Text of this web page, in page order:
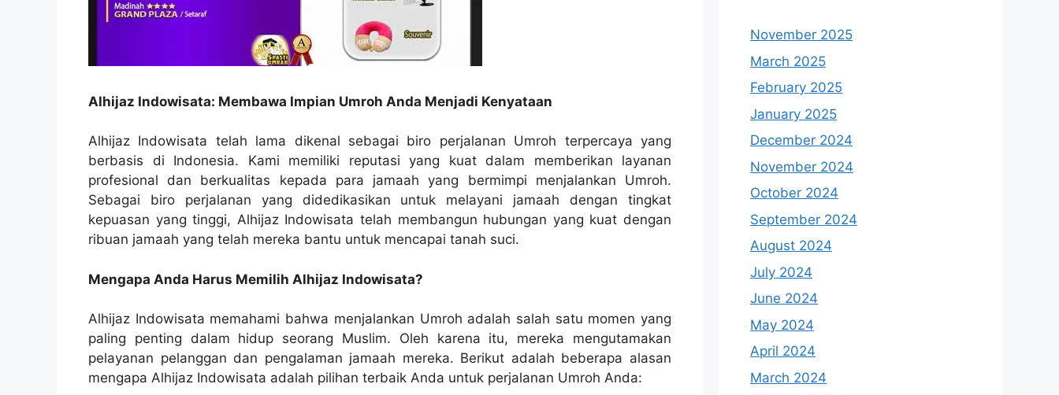
Alhijaz Indowisata: Membawa Impian Umroh Anda Menjadi Kenyataan
Alhijaz Indowisata telah lama dikenal sebagai biro perjalanan Umroh terpercaya yang
berbasis di Indonesia. Kami memiliki reputasi yang kuat dalam memberikan layanan
profesional dan berkualitas kepada para jamaah yang bermimpi menjalankan Umroh.
Sebagai biro perjalanan yang didedikasikan untuk melayani jamaah dengan tingkat
kepuasan yang tinggi, Alhijaz Indowisata telah membangun hubungan yang kuat dengan
ribuan jamaah yang telah mereka bantu untuk mencapai tanah suci.
Mengapa Anda Harus Memilih Alhijaz Indowisata?
Alhijaz Indowisata memahami bahwa menjalankan Umroh adalah salah satu momen yang
paling penting dalam hidup seorang Muslim. Oleh karena itu, mereka mengutamakan
pelayanan pelanggan dan pengalaman jamaah mereka. Berikut adalah beberapa alasan
mengapa Alhijaz Indowisata adalah pilihan terbaik Anda untuk perjalanan Umroh Anda:
November 2025
March 2025
February 2025
January 2025
December 2024
November 2024
October 2024
September 2024
August 2024
July 2024
June 2024
May 2024
April 2024
March 2024